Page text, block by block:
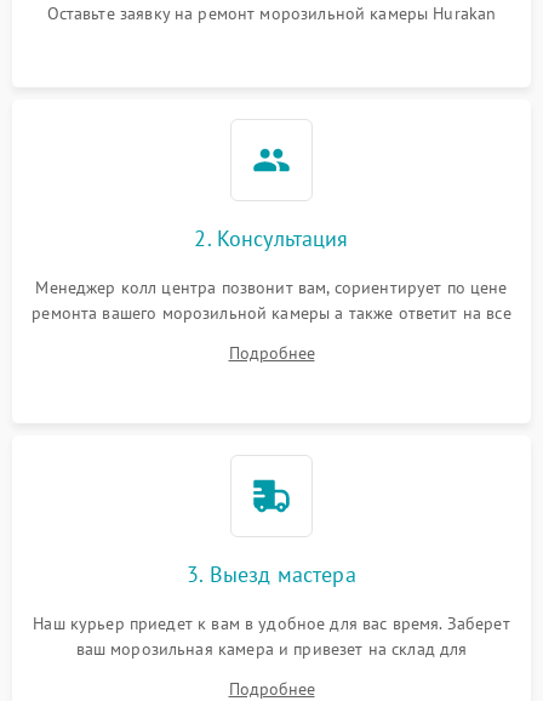
Оставьте заявку на ремонт морозильной камеры Hurakan
2. Консультация
Менеджер колл центра позвонит вам, сориентирует по цене
ремонта вашего морозильной камеры а также ответит на все
Подробнее
3. Выезд мастера
Наш курьер приедет к вам в удобное для вас время. Заберет
ваш морозильная камера и привезет на склад для
Подробнее